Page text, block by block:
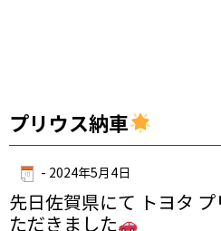
プリウス納車
- 2024年5月4日
先日佐賀県にて トヨタ
ただきました